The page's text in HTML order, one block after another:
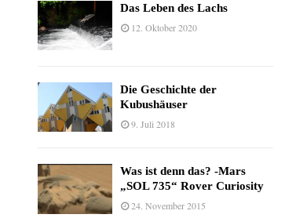
Das Leben des Lachs
12. Oktober 2020
Die Geschichte der
Kubushäuser
9. Juli 2018
Was ist denn das? -Mars
„SOL 735“ Rover Curiosity
24. November 2015